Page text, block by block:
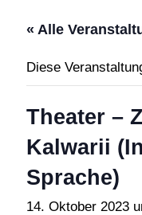
« Alle
Diese
Theater –
Kalwarii
Sprache)
14. Oktober 2023